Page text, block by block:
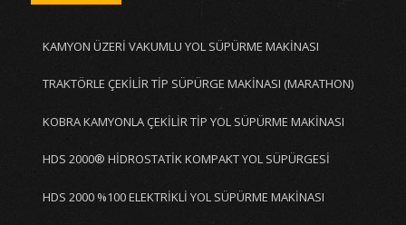
KAMYON ÜZERİ VAKUMLU YOL SÜPÜRME MAKİNASI
TRAKTÖRLE ÇEKİLİR TİP SÜPÜRGE MAKİNASI (MARATHON)
KOBRA KAMYONLA ÇEKİLİR TİP YOL SÜPÜRME MAKİNASI
HDS 2000® HİDROSTATİK KOMPAKT YOL SÜPÜRGESİ
HDS 2000 %100 ELEKTRİKLİ YOL SÜPÜRME MAKİNASI